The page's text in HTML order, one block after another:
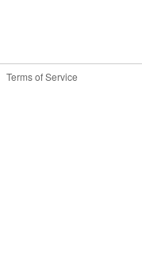
Terms of Service